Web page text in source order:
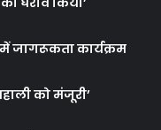
में जागरूकता कार्यक्रम
को मंजूरी’